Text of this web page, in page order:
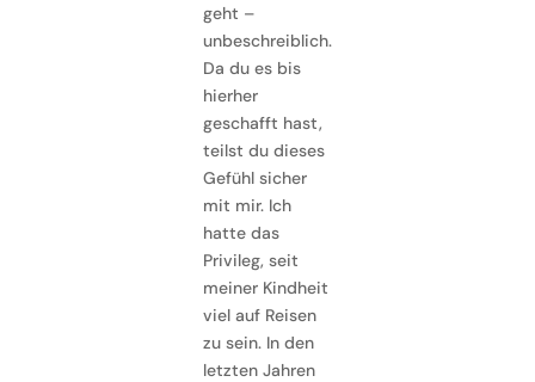
geht –
unbeschreiblich.
Da du es bis
hierher
geschafft hast,
teilst du dieses
Gefühl sicher
mit mir. Ich
hatte das
Privileg, seit
meiner Kindheit
viel auf Reisen
zu sein. In den
letzten Jahren